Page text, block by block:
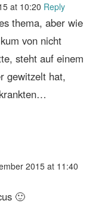
at 10:20 Reply
thema, aber wie
von nicht
steht auf einem
gewitzelt hat,
2015 at 11:40
🙂